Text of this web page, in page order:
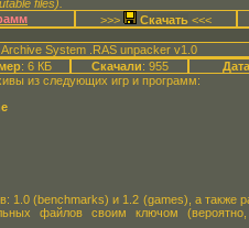
files).
>>> <<<
Archive System .RAS unpacker v1.0
: 6 КБ Скачали: 955 Дата
из следующих игр и программ:
1.0 (benchmarks) и 1.2 (games), а также
файлов своим ключом